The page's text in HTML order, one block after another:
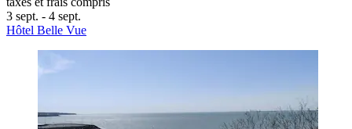
3 sept. - 4 sept.
Hôtel Belle Vue